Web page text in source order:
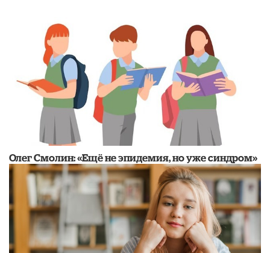
​Олег Смолин: «Ещё не эпидемия, но уже синдром»